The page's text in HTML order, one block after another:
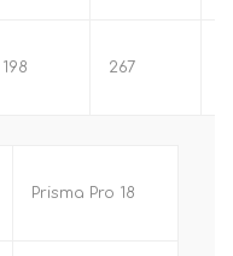
198 267
Prisma Pro 18